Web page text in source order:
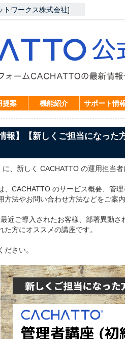
トワークス株式会社]
提案 機能紹介 サポート情
報】【新しくご担当になった
、新しく CACHATTO の運用担当
、CACHATTO のサービス概要、管
方法やお問い合わせ方法などをご案内
近ご導入されたお客様、部署異動
た方にオススメの講座です。
ださい。